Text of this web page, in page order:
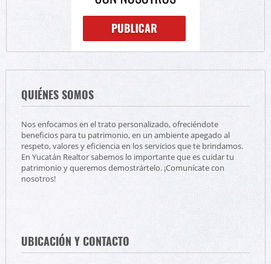
QUIÉNES SOMOS
Nos enfocamos en el trato personalizado, ofreciéndote
beneficios para tu patrimonio, en un ambiente apegado al
respeto, valores y eficiencia en los servicios que te brindamos.
En Yucatán Realtor sabemos lo importante que es cuidar tu
patrimonio y queremos demostrártelo. ¡Comunícate con
nosotros!
UBICACIÓN Y CONTACTO